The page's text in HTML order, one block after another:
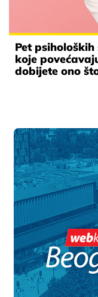
Pet
koje
dobijete ono